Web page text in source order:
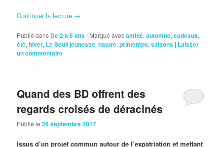
Continuer la lecture →
Publié dans De 2 à 5 ans | Marqué avecamitié,automne,cadeaux,
été,hiver, Le Seuil jeunesse,nature,printemps,saisons | Laisser
un commentaire
Quand des BD offrent des
regards croisés de déracinés
Publié le26 septembre 2017
Issus d’un projet commun autour de l’expatriation et mettant